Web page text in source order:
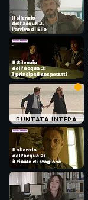
PUNTATA INTERA